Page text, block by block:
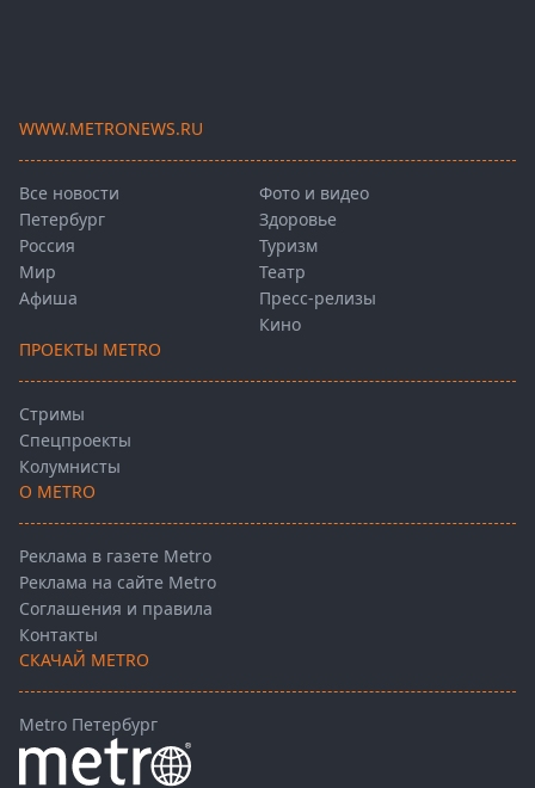
WWW.METRONEWS.RU
Все новости
Петербург
Россия
Мир
Афиша
Фото и видео
Здоровье
Туризм
Театр
Пресс-релизы
Кино
ПРОЕКТЫ METRO
Стримы
Спецпроекты
Колумнисты
О METRO
Реклама в газете Metro
Реклама на сайте Metro
Соглашения и правила
Контакты
СКАЧАЙ METRO
Metro Петербург